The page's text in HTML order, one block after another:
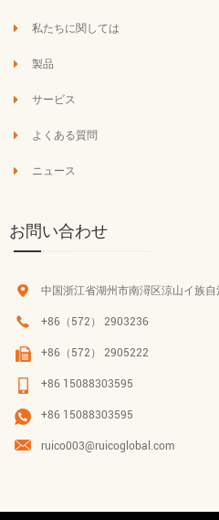
私たちに関しては
製品
サービス
よくある質問
ニュース
お問い合わせ
中国浙江省湖州市南潯区涼山イ族
+86（572） 2903236
+86（572） 2905222
+86 15088303595
+86 15088303595
ruico003@ruicoglobal.com